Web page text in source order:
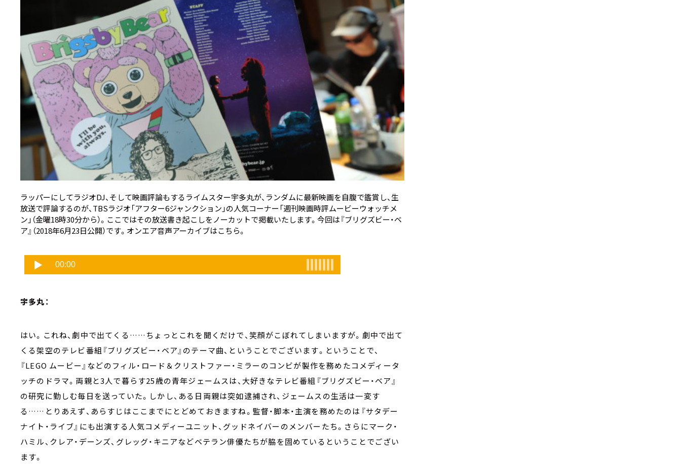
ラッパーにしてラジオDJ、そして映画評論もするライムスター宇多丸が、ランダムに最新映画を自腹で鑑賞し、生
放送で評論するのが、TBSラジオ「アフター6ジャンクション」の人気コーナー「週刊映画時評ムービーウォッチメ
ン」（金曜18時30分から）。ここではその放送書き起こしをノーカットで掲載いたします。今回は『ブリグズビー・ベ
ア』 （2018年6月23日公開）です。オンエア音声アーカイブはこちら。
宇多丸：
はい。これね、劇中で出てくる……ちょっとこれを聞くだけで、笑顔がこぼれてしまいますが。劇中で出て
くる架空のテレビ番組『ブリグズビー・ベア』のテーマ曲、ということでございます。ということで、
『LEGO ムービー』などのフィル・ロード＆クリストファー・ミラーのコンビが製作を務めたコメディータ
ッチのドラマ。両親と3人で暮らす25歳の青年ジェームスは、大好きなテレビ番組『ブリグズビー・ベア』
の研究に勤しむ毎日を送っていた。しかし、ある日両親は突如逮捕され、ジェームスの生活は一変す
る……とりあえず、あらすじはここまでにとどめておきますね。監督・脚本・主演を務めたのは『サタデー
ナイト・ライブ』にも出演する人気コメディーユニット、グッドネイバーのメンバーたち。さらにマーク・
ハミル、クレア・デーンズ、グレッグ・キニアなどベテラン俳優たちが脇を固めているということでござい
ます。